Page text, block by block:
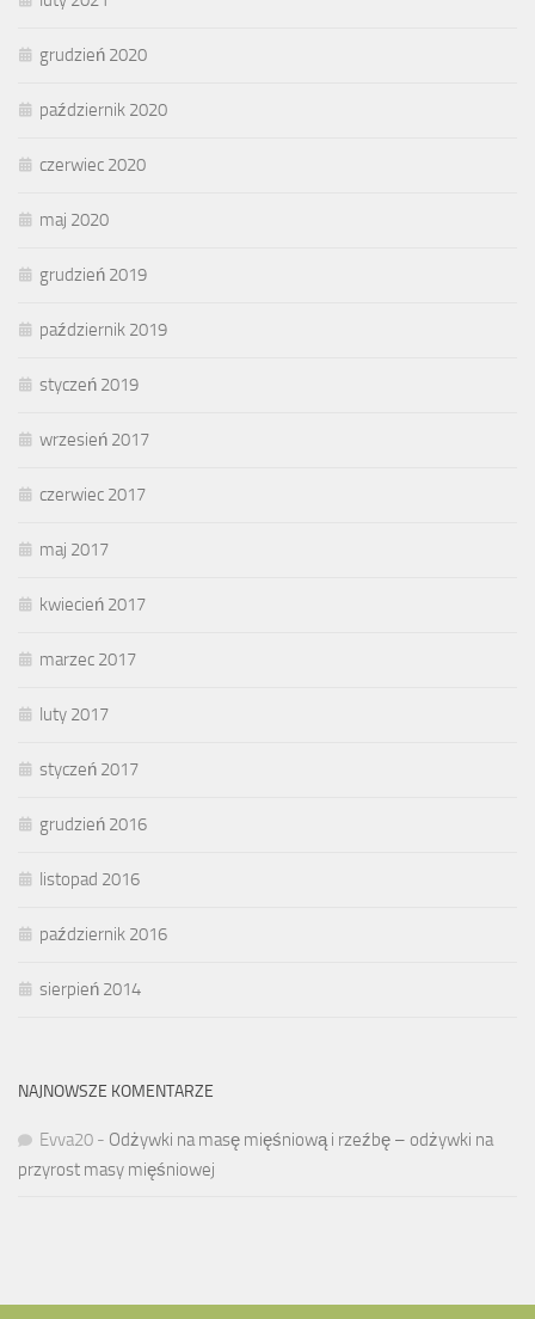
grudzień 2020
październik 2020
czerwiec 2020
maj 2020
grudzień 2019
październik 2019
styczeń 2019
wrzesień 2017
czerwiec 2017
maj 2017
kwiecień 2017
marzec 2017
luty 2017
styczeń 2017
grudzień 2016
listopad 2016
październik 2016
sierpień 2014
NAJNOWSZE KOMENTARZE
Evva20 - Odżywki na masę mięśniową i rzeźbę – odżywki na
przyrost masy mięśniowej